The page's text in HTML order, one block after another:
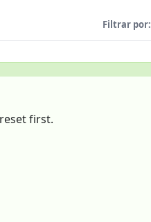
Filtrar por:
first.